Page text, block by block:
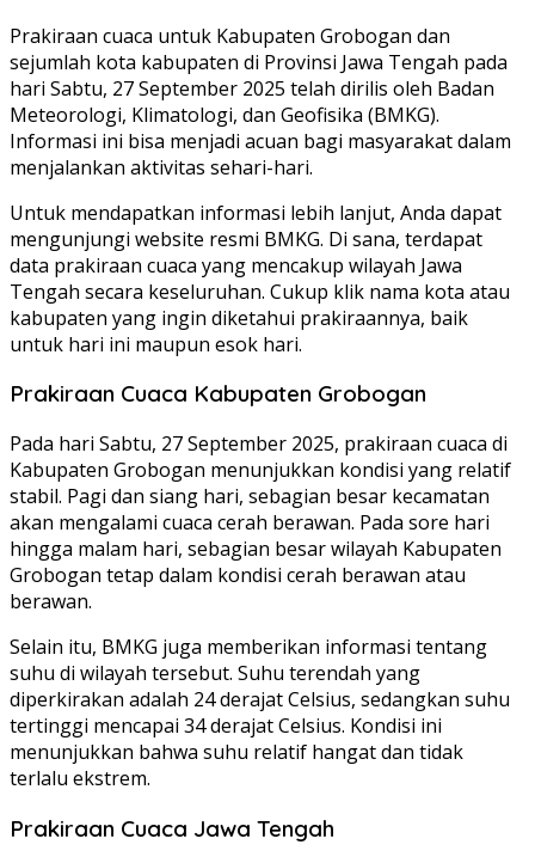
Prakiraan cuaca untuk Kabupaten Grobogan dan
sejumlah kota kabupaten di Provinsi Jawa Tengah pada
hari Sabtu, 27 September 2025 telah dirilis oleh Badan
Meteorologi, Klimatologi, dan Geofisika (BMKG).
Informasi ini bisa menjadi acuan bagi masyarakat dalam
menjalankan aktivitas sehari-hari.
Untuk mendapatkan informasi lebih lanjut, Anda dapat
mengunjungi website resmi BMKG. Di sana, terdapat
data prakiraan cuaca yang mencakup wilayah Jawa
Tengah secara keseluruhan. Cukup klik nama kota atau
kabupaten yang ingin diketahui prakiraannya, baik
untuk hari ini maupun esok hari.
Prakiraan Cuaca Kabupaten Grobogan
Pada hari Sabtu, 27 September 2025, prakiraan cuaca di
Kabupaten Grobogan menunjukkan kondisi yang relatif
stabil. Pagi dan siang hari, sebagian besar kecamatan
akan mengalami cuaca cerah berawan. Pada sore hari
hingga malam hari, sebagian besar wilayah Kabupaten
Grobogan tetap dalam kondisi cerah berawan atau
berawan.
Selain itu, BMKG juga memberikan informasi tentang
suhu di wilayah tersebut. Suhu terendah yang
diperkirakan adalah 24 derajat Celsius, sedangkan suhu
tertinggi mencapai 34 derajat Celsius. Kondisi ini
menunjukkan bahwa suhu relatif hangat dan tidak
terlalu ekstrem.
Prakiraan Cuaca Jawa Tengah